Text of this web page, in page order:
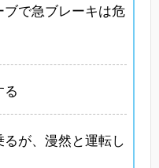
ブで急ブレーキは危
る
が、漫然と運転し